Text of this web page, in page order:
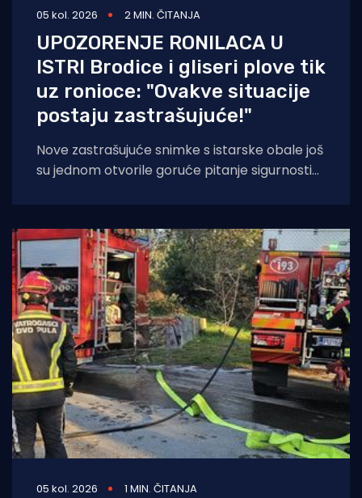
05 kol. 2026 2 MIN. ČITANJA
UPOZORENJE RONILACA U
ISTRI Brodice i gliseri plove tik
uz ronioce: "Ovakve situacije
postaju zastrašujuće!"
Nove zastrašujuće snimke s istarske obale još
su jednom otvorile goruće pitanje sigurnosti
05 kol. 2026 1 MIN. ČITANJA